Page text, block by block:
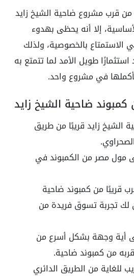
قرب مشروع ضاحية الشيخ زايد
إلا أنه يحظى بهدوء
الاستمتاع بالخصوصية، ولذلك
طويل الأمد لما تتمتع به
في مشروع واحد.
كمبوند ضاحية الشيخ زايد
الشيخ زايد قريبًا من طريق
مول مصر من الكمبوند في
قريبًا من كمبوند ضاحية
لك تجربة تسوق فريدة من
أية وجهة بشكل أسرع من
من كمبوند ضاحية.
للغاية من الطريق الدائري